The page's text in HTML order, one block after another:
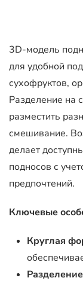
3D-модель
для удобной
сухофруктов,
Разделение на
разместить
смешивание.
делает
подносов с
предпочтений.
Ключевые
Круглая